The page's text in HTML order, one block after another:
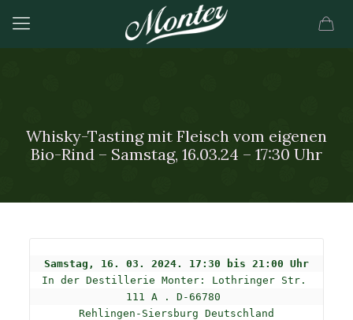
Whisky-Tasting mit Fleisch vom eigenen
Bio-Rind – Samstag, 16.03.24 – 17:30 Uhr
Samstag, 16. 03. 2024. 17:30 bis 21:00 Uhr
In der Destillerie Monter: Lothringer Str.
111 A . D-66780